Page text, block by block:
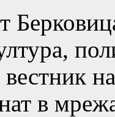
вестник
в